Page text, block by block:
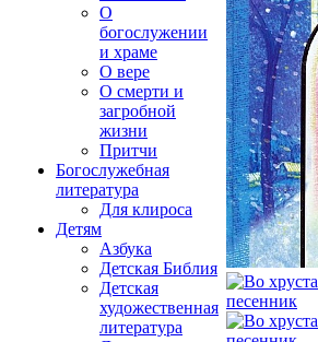
О
богослужении
и храме
О вере
О смерти и
загробной
жизни
Притчи
Богослужебная
литература
Для клироса
Детям
Азбука
Детская Библия
Детская
художественная
литература